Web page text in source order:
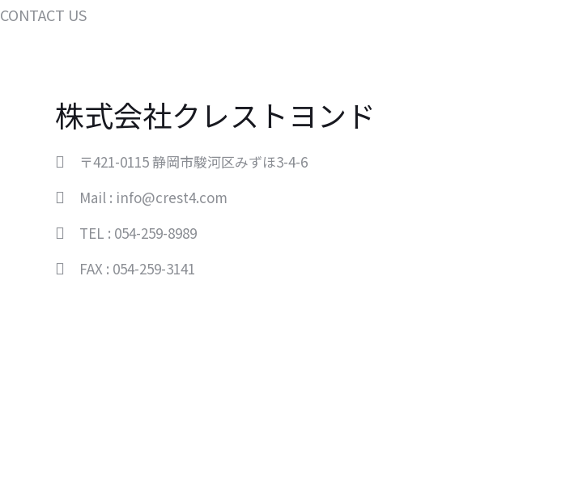
CONTACT US
株式会社クレストヨンド
〒421-0115 静岡市駿河区みずほ3-4-6
Mail : info@crest4.com
TEL : 054-259-8989
FAX : 054-259-3141